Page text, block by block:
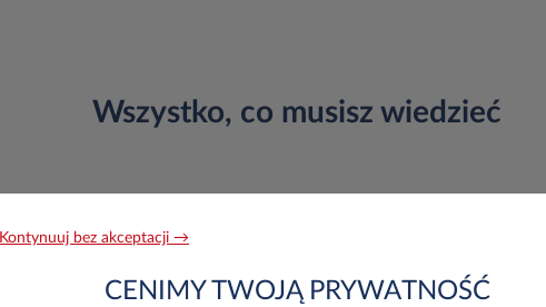
Wszystko, co musisz wiedzieć
Kontynuuj bez akceptacji →
CENIMY TWOJĄ PRYWATNOŚĆ